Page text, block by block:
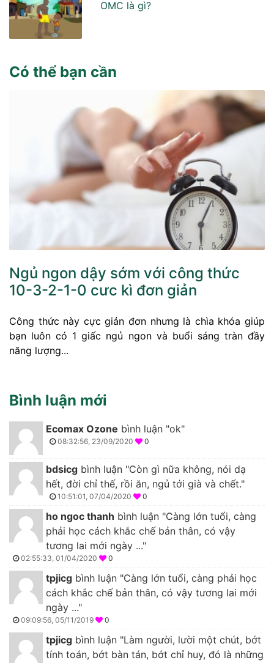
OMC là gì?
Có thể bạn cần
Ngủ ngon dậy sớm với công thức
10-3-2-1-0 cưc kì đơn giản
Công thức này cực giản đơn nhưng là chìa khóa giúp
bạn luôn có 1 giấc ngủ ngon và buổi sáng tràn đầy
năng lượng...
Bình luận mới
Ecomax Ozone bình luận "ok"
08:32:56, 23/09/2020 0
bdsicg bình luận "Còn gì nữa không, nói dạ
hết, đời chỉ thế, rồi ăn, ngủ tới già và chết."
10:51:01, 07/04/2020 0
ho ngoc thanh bình luận "Càng lớn tuổi, càng
phải học cách khắc chế bản thân, có vậy
tương lai mới ngày ..."
02:55:33, 01/04/2020 0
tpjicg bình luận "Càng lớn tuổi, càng phải học
cách khắc chế bản thân, có vậy tương lai mới
ngày ..."
09:09:56, 05/11/2019 0
tpjicg bình luận "Làm người, lười một chút, bớt
tính toán, bớt bàn tán, bớt chỉ huy, đó là những